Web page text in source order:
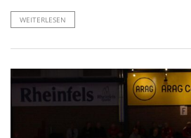
WEITERLESEN